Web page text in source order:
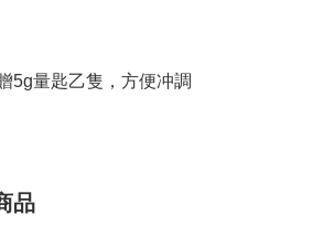
5g量匙乙隻，方便冲調
品